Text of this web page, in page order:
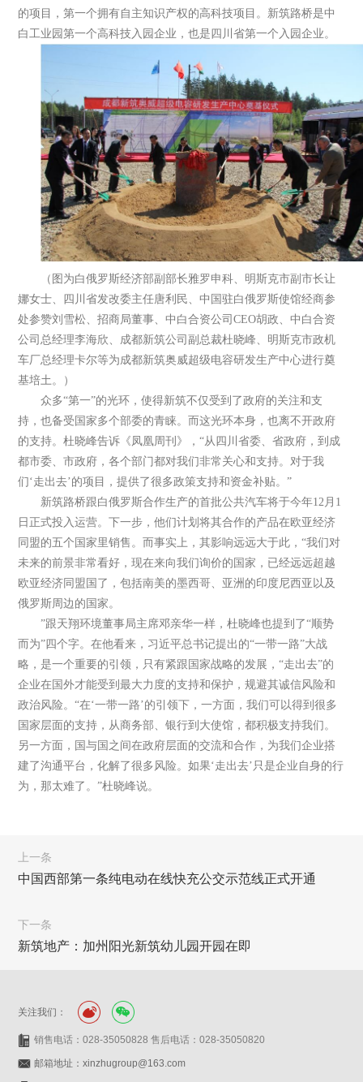
的项目，第一个拥有自主知识产权的高科技项目。新筑路桥是中
白工业园第一个高科技入园企业，也是四川省第一个入园企业。
（图为白俄罗斯经济部副部长雅罗申科、明斯克市副市长让
娜女士、四川省发改委主任唐利民、中国驻白俄罗斯使馆经商参
处参赞刘雪松、招商局董事、中白合资公司CEO胡政、中白合资
公司总经理李海欣、成都新筑公司副总裁杜晓峰、明斯克市政机
车厂总经理卡尔等为成都新筑奥威超级电容研发生产中心进行奠
基培土。）
众多“第一”的光环，使得新筑不仅受到了政府的关注和支
持，也备受国家多个部委的青睐。而这光环本身，也离不开政府
的支持。杜晓峰告诉《凤凰周刊》，“从四川省委、省政府，到成
都市委、市政府，各个部门都对我们非常关心和支持。对于我
们‘走出去’的项目，提供了很多政策支持和资金补贴。”
新筑路桥跟白俄罗斯合作生产的首批公共汽车将于今年12月1
日正式投入运营。下一步，他们计划将其合作的产品在欧亚经济
同盟的五个国家里销售。而事实上，其影响远远大于此，“我们对
未来的前景非常看好，现在来向我们询价的国家，已经远远超越
欧亚经济同盟国了，包括南美的墨西哥、亚洲的印度尼西亚以及
俄罗斯周边的国家。
”跟天翔环境董事局主席邓亲华一样，杜晓峰也提到了“顺势
而为”四个字。在他看来，习近平总书记提出的“一带一路”大战
略，是一个重要的引领，只有紧跟国家战略的发展，“走出去”的
企业在国外才能受到最大力度的支持和保护，规避其诚信风险和
政治风险。“在‘一带一路’的引领下，一方面，我们可以得到很多
国家层面的支持，从商务部、银行到大使馆，都积极支持我们。
另一方面，国与国之间在政府层面的交流和合作，为我们企业搭
建了沟通平台，化解了很多风险。如果‘走出去’只是企业自身的行
为，那太难了。”杜晓峰说。
上一条
中国西部第一条纯电动在线快充公交示范线正式开通
下一条
新筑地产：加州阳光新筑幼儿园开园在即
关注我们：
销售电话：028-35050828 售后电话：028-35050820
邮箱地址：xinzhugroup@163.com